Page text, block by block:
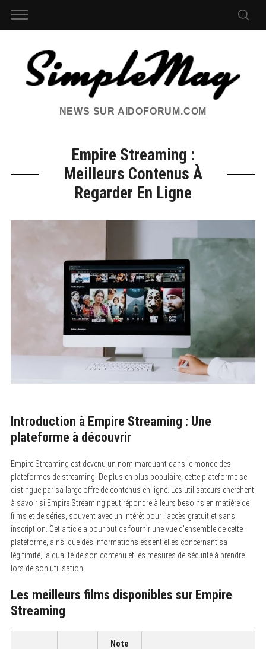
NEWS SUR AIDOFORUM.COM
Empire Streaming :
Meilleurs Contenus À
Regarder En Ligne
Introduction à Empire Streaming : Une
plateforme à découvrir
Empire Streaming est devenu un nom marquant dans le monde des
plateformes de streaming. De plus en plus populaire, cette plateforme se
distingue par sa large offre de contenus en ligne. Les utilisateurs cherchent
à savoir si Empire Streaming peut répondre à leurs besoins en matière de
films et de séries, souvent avec un intérêt pour l’accès gratuit et sans
inscription. Cet article a pour but de fournir une vue d’ensemble de cette
plateforme, ainsi que des informations essentielles concernant sa
légitimité, la qualité de son contenu et les mesures de sécurité à prendre
lors de son utilisation.
Les meilleurs films disponibles sur Empire
Streaming
Note